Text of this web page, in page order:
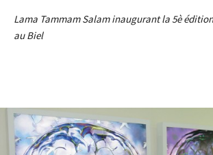
Lama Tammam Salam inaugurant la 5è
au Biel